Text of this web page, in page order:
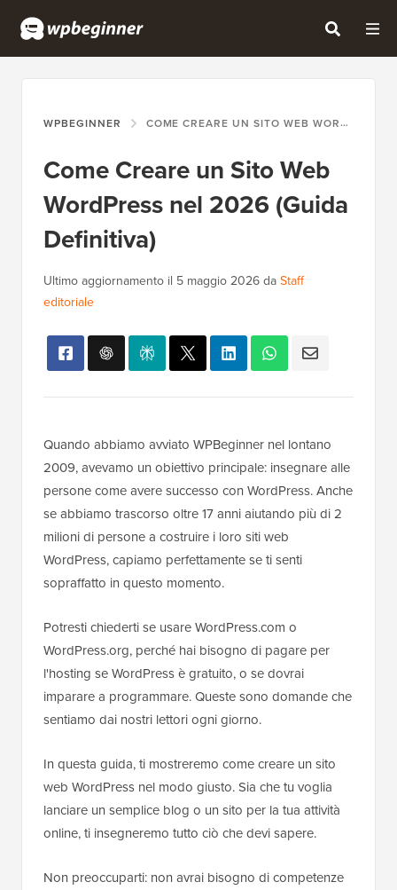
WPBEGINNER COME CREARE UN SITO WEB WORDPRESS NEL 2026 (GUIDA DEFINITIVA)
Come Creare un Sito Web
WordPress nel 2026 (Guida
Definitiva)
Ultimo aggiornamento il 5 maggio 2026daStaff
editoriale
Quando abbiamo avviato WPBeginner nel lontano
2009, avevamo un obiettivo principale: insegnare alle
persone come avere successo con WordPress. Anche
se abbiamo trascorso oltre 17 anni aiutando più di 2
milioni di persone a costruire i loro siti web
WordPress, capiamo perfettamente se ti senti
sopraffatto in questo momento.
Potresti chiederti se usare WordPress.com o
WordPress.org, perché hai bisogno di pagare per
l'hosting se WordPress è gratuito, o se dovrai
imparare a programmare. Queste sono domande che
sentiamo dai nostri lettori ogni giorno.
In questa guida, ti mostreremo come creare un sito
web WordPress nel modo giusto. Sia che tu voglia
lanciare un semplice blog o un sito per la tua attività
online, ti insegneremo tutto ciò che devi sapere.
Non preoccuparti: non avrai bisogno di competenze